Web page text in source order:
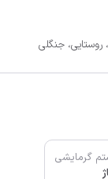
روستایی، جنگلی
گرمایشی